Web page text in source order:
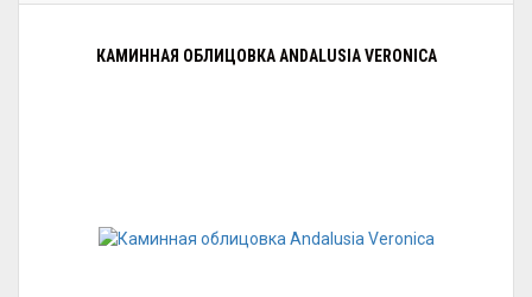
КАМИННАЯ ОБЛИЦОВКА ANDALUSIA VERONICA